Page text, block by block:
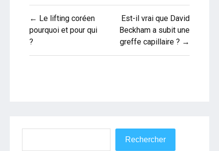
Navigation
de
l’article
← Le lifting coréen
pourquoi et pour qui
?
Est-il vrai que David
Beckham a subit une
greffe capillaire ? →
Rechercher